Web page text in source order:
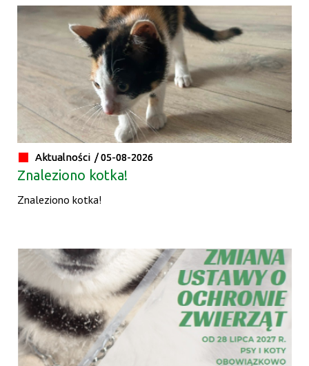
Aktualności /05-08-2026
Znaleziono kotka!
Znaleziono kotka!